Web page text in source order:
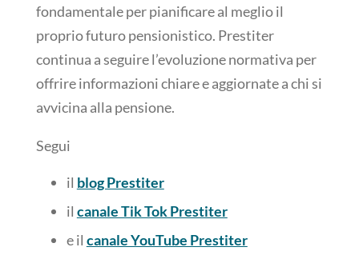
fondamentale per pianificare al meglio il
proprio futuro pensionistico. Prestiter
continua a seguire l’evoluzione normativa per
offrire informazioni chiare e aggiornate a chi si
avvicina alla pensione.
Segui
il blog Prestiter
il canale Tik Tok Prestiter
e il canale YouTube Prestiter